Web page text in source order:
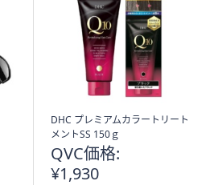
DHC プレミアムカラートリート
メントSS 150ｇ
QVC価格:
¥1,930